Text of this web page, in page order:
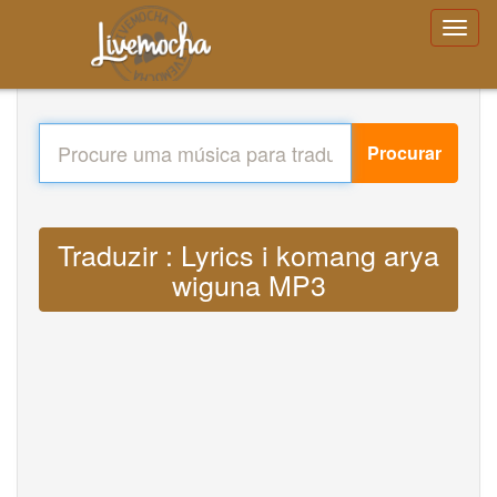
Procurar
Traduzir : Lyrics i komang arya
wiguna MP3